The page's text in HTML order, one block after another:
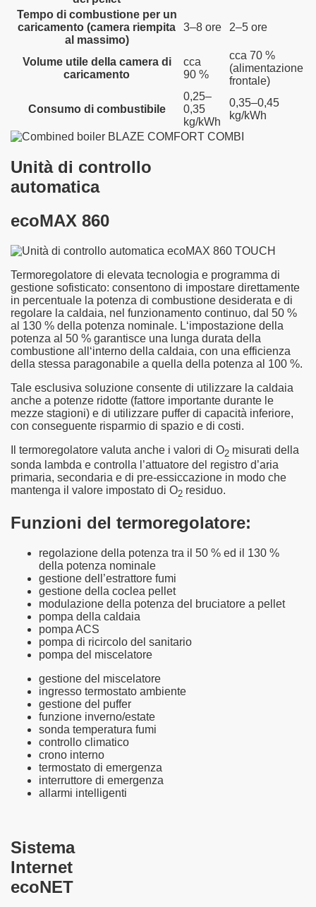
Tempo di combustione per un
caricamento (camera riempita
al massimo)
3–8 ore 2–5 ore
Volume utile della camera di
caricamento
cca
90 %
cca 70 %
(alimentazione
frontale)
Consumo di combustibile
0,25–
0,35
kg/kWh
0,35–0,45
kg/kWh
Unità di controllo
automatica
ecoMAX 860
Termoregolatore di elevata tecnologia e programma di
gestione sofisticato: consentono di impostare direttamente
in percentuale la potenza di combustione desiderata e di
regolare la caldaia, nel funzionamento continuo, dal 50 %
al 130 % della potenza nominale. L‘impostazione della
potenza al 50 % garantisce una lunga durata della
combustione all‘interno della caldaia, con una efficienza
della stessa paragonabile a quella della potenza al 100 %.
Tale esclusiva soluzione consente di utilizzare la caldaia
anche a potenze ridotte (fattore importante durante le
mezze stagioni) e di utilizzare puffer di capacità inferiore,
con conseguente risparmio di spazio e di costi.
Il termoregolatore valuta anche i valori di O2 misurati della
sonda lambda e controlla l’attuatore del registro d’aria
primaria, secondaria e di pre-essiccazione in modo che
mantenga il valore impostato di O2 residuo.
Funzioni del termoregolatore:
regolazione della potenza tra il 50 % ed il 130 %
della potenza nominale
gestione dell’estrattore fumi
gestione della coclea pellet
modulazione della potenza del bruciatore a pellet
pompa della caldaia
pompa ACS
pompa di ricircolo del sanitario
pompa del miscelatore
gestione del miscelatore
ingresso termostato ambiente
gestione del puffer
funzione inverno/estate
sonda temperatura fumi
controllo climatico
crono interno
termostato di emergenza
interruttore di emergenza
allarmi intelligenti
Sistema
Internet
ecoNET